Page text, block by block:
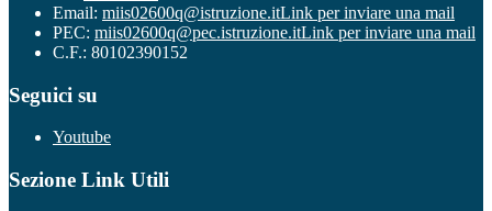
Email: miis02600q@istruzione.itLink per inviare una mail
PEC: miis02600q@pec.istruzione.itLink per inviare una mail
C.F.: 80102390152
Seguici su
Youtube
Sezione Link Utili